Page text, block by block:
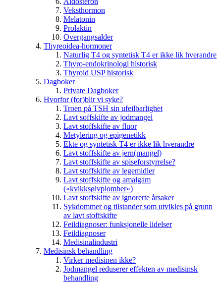
Veksthormon
Melatonin
Prolaktin
Overgangsalder
Thyreoidea-hormoner
Naturlig T4 og syntetisk T4 er ikke lik hverandre
Thyro-endokrinologi historisk
Thyroid USP historisk
Dagboker
Private Dagboker
Hvorfor (for)blir vi syke?
Troen på TSH sin ufeilbarlighet
Lavt soffskifte av jodmangel
Lavt stoffskifte av fluor
Metylering og epigenetikk
Ekte og syntetisk T4 er ikke lik hverandre
Lavt stoffskifte av jern(mangel)
Lavt stoffskifte av spiseforstyrrelse?
Lavt stoffskifte av legemidler
Lavt stoffskifte og amalgam
(«kvikksølvplomber»)
Lavt stoffskifte av ignorerte årsaker
Sykdommer og tilstander som utvikles på grunn
av lavt stoffskifte
Feildiagnoser: funksjonelle lidelser
Feildiagnoser
Medisinalindustri
Medisinsk behandling
Virker medisinen ikke?
Jodmangel reduserer effekten av medisinsk
behandling